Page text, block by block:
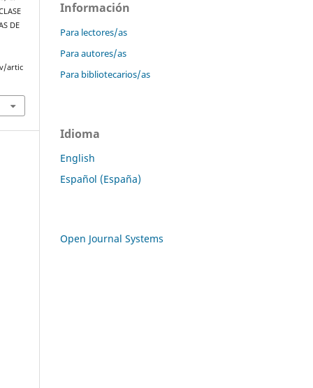
DE
artic
Información
Para lectores/as
Para autores/as
Para bibliotecarios/as
Idioma
English
Español (España)
Open Journal Systems